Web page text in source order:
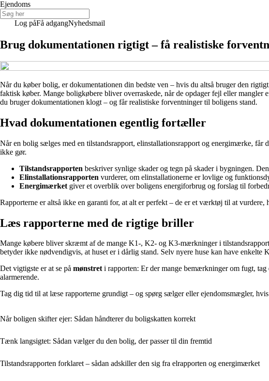
Ejendoms
Log påFå adgangNyhedsmail
Brug dokumentationen rigtigt – få realistiske
Når du køber bolig, er dokumentationen din bedste ven – hvis du altså bruger den
faktisk køber. Mange boligkøbere bliver overraskede, når de opdager fejl eller
du bruger dokumentationen klogt – og får realistiske forventninger til boligens stand.
Hvad dokumentationen egentlig fortæller
Når en bolig sælges med en tilstandsrapport, elinstallationsrapport og energimærke,
ikke gør.
Tilstandsrapporten beskriver synlige skader og tegn på skader i bygningen.
Elinstallationsrapporten vurderer, om elinstallationerne er lovlige og
Energimærket giver et overblik over boligens energiforbrug og forslag til
Rapporterne er altså ikke en garanti for, at alt er perfekt – de er et værktøj til at
Læs rapporterne med de rigtige briller
Mange købere bliver skræmt af de mange K1-, K2- og K3-mærkninger i
betyder ikke nødvendigvis, at huset er i dårlig stand. Selv nyere huse kan have enkelte
Det vigtigste er at se på mønstreti rapporten: Er der mange bemærkninger om fugt, tag
alarmerende.
Tag dig tid til at læse rapporterne grundigt – og spørg sælger eller ejendomsmægler,
Når boligen skifter ejer: Sådan håndterer du boligskatten korrekt
Tænk langsigtet: Sådan vælger du den bolig, der passer til din fremtid
Tilstandsrapporten forklaret – sådan adskiller den sig fra elrapporten og energimærket